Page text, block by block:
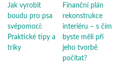
Jak vyrobit
boudu pro psa
svépomocí:
Praktické tipy a
triky
Finanční plán
rekonstrukce
interiéru – s čím
byste měli při
jeho tvorbě
počítat?